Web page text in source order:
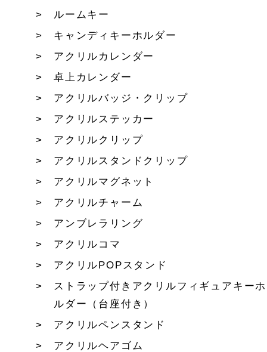
ルームキー
キャンディキーホルダー
アクリルカレンダー
卓上カレンダー
アクリルバッジ・クリップ
アクリルステッカー
アクリルクリップ
アクリルスタンドクリップ
アクリルマグネット
アクリルチャーム
アンブレラリング
アクリルコマ
アクリルPOPスタンド
ストラップ付きアクリルフィギュアキーホ
ルダー（台座付き）
アクリルペンスタンド
アクリルヘアゴム